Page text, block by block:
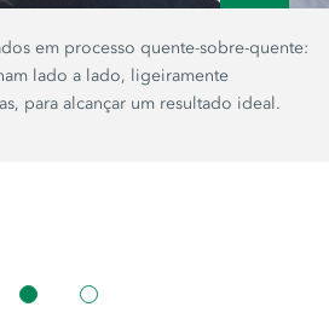
em processo quente-sobre-quente:
lado a lado, ligeiramente
para alcançar um resultado ideal.